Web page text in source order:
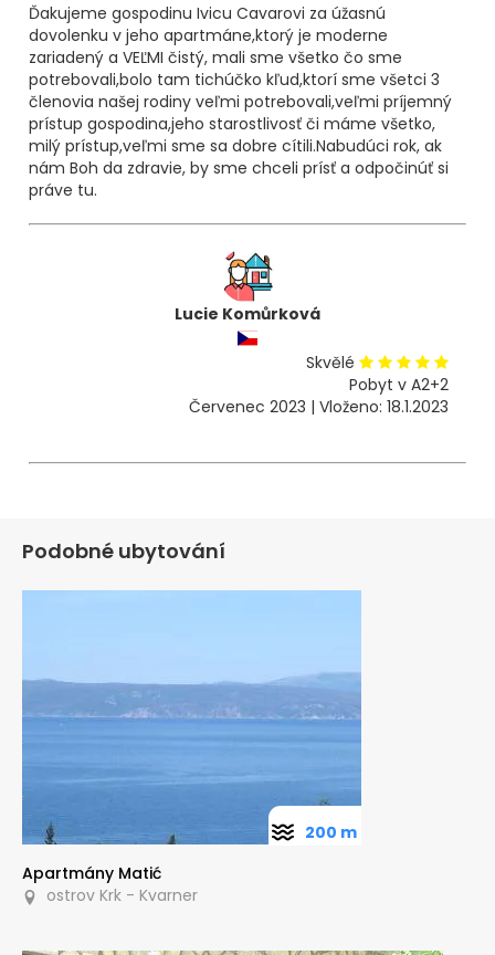
Ďakujeme gospodinu Ivicu Cavarovi za úžasnú
dovolenku v jeho apartmáne,ktorý je moderne
zariadený a VEĽMI čistý, mali sme všetko čo sme
potrebovali,bolo tam tichúčko kľud,ktorí sme všetci 3
členovia našej rodiny veľmi potrebovali,veľmi príjemný
prístup gospodina,jeho starostlivosť či máme všetko,
milý prístup,veľmi sme sa dobre cítili.Nabudúci rok, ak
nám Boh da zdravie, by sme chceli prísť a odpočinúť si
práve tu.
Lucie Komůrková
Skvělé
Pobyt v A2+2
Červenec 2023 | Vloženo: 18.1.2023
Podobné ubytování
Apartmány Matić
ostrov Krk - Kvarner
200 m